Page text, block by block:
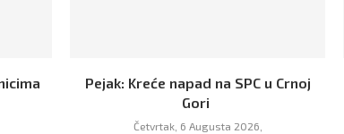
Pejak: Kreće napad na SPC u Crnoj
Gori
Četvrtak, 6 Augusta 2026,